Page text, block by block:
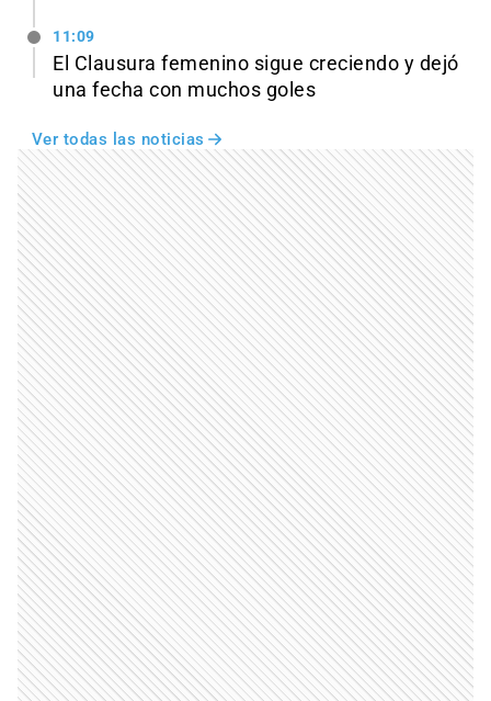
11:09
El Clausura femenino sigue creciendo y dejó
una fecha con muchos goles
Ver todas las noticias